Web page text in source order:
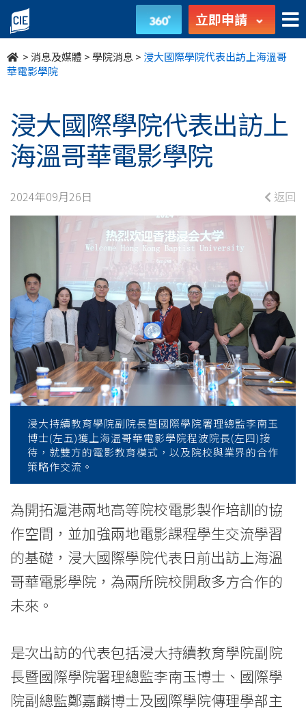
浸
大
國
學
院
代
表
訪
上
海
溫
哥
影
學
院
學
消
息
立即申請
>消息及媒體 >學院消息 > 浸大國際學院代表出訪上海溫哥
華電影學院
浸大國際學院代表出訪上
海溫哥華電影學院
2024年09月26日 返回
浸大持續教育學院副院長暨國際學院署理總監李南玉
博士(左五)獲上海温哥華電影學院程波院長(左四)接
待，就雙方的電影教育模式，以及院校與業界的合作
策略作交流。
為開拓滬港兩地高等院校電影製作培訓的協
作空間，並加強兩地電影課程學生交流學習
的基礎，浸大國際學院代表日前出訪上海溫
哥華電影學院，為兩所院校開啟多方合作的
未來。
是次出訪的代表包括浸大持續教育學院副院
長暨國際學院署理總監李南玉博士、國際學
院副總監鄭嘉麟博士及國際學院傳理學部主